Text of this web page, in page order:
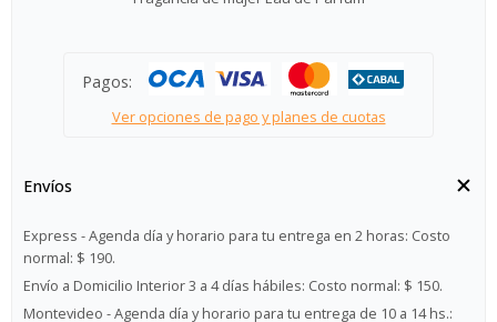
Pagos:
Ver opciones de pago y planes de cuotas
Envíos
Express - Agenda día y horario para tu entrega en 2 horas: Costo
normal: $ 190.
Envío a Domicilio Interior 3 a 4 días hábiles: Costo normal: $ 150.
Montevideo - Agenda día y horario para tu entrega de 10 a 14 hs.: